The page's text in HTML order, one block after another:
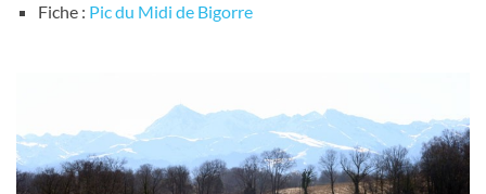
Fiche : Pic du Midi de Bigorre